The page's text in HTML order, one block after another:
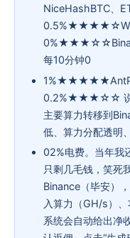
NiceHashBTC、
每10分钟0
0.2%★★★☆☆ 说
主要算力转移到
低、算力分配透明
02%电费。当年我
只剩几毛钱，笑死
Binance（毕安）
入算力（GH/s）
系统会自动给出净